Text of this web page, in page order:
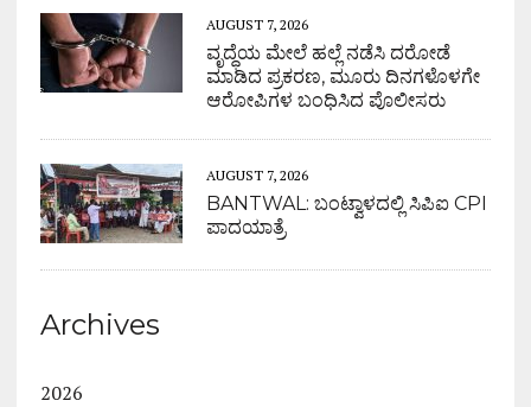
AUGUST 7, 2026
ವೃದ್ಧೆಯ ಮೇಲೆ ಹಲ್ಲೆ ನಡೆಸಿ ದರೋಡೆ
ಮಾಡಿದ ಪ್ರಕರಣ, ಮೂರು ದಿನಗಳೊಳಗೇ
ಆರೋಪಿಗಳ ಬಂಧಿಸಿದ ಪೊಲೀಸರು
AUGUST 7, 2026
BANTWAL: ಬಂಟ್ವಾಳದಲ್ಲಿ ಸಿಪಿಐ CPI
ಪಾದಯಾತ್ರೆ
Archives
2026